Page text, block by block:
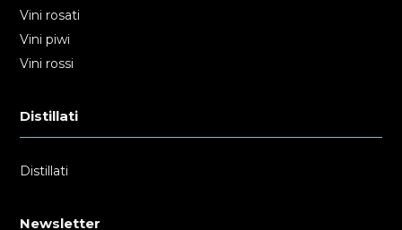
Vini rosati
Vini piwi
Vini rossi
Distillati
Distillati
Newsletter